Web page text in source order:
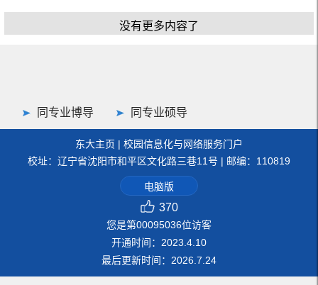
没有更多内容了
同专业博导 同专业硕导
东大主页 | 校园信息化与网络服务门户
校址：辽宁省沈阳市和平区文化路三巷11号 | 邮编：110819
电脑版
370
您是第00095036位访客
开通时间： 2023 4 10
最后更新时间： 2026 7 24